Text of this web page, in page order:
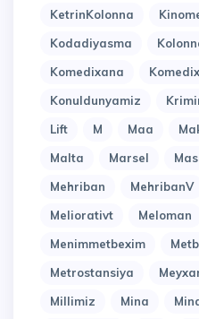
KetrinKolonna
Kodadiyasma
Komedixana
Konuldunyamiz
Lift
M Maa
Malta
Marsel
Mehriban
MehribanV
Meliorativt
Meloman
Menimmetbexim
Metrostansiya
Millimiz
Mina